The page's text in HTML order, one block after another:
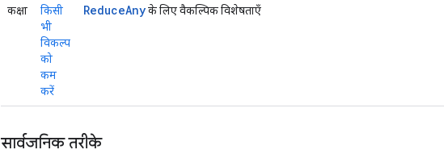
कक्षा
किसी
भी
विकल्प
को
कम
करें
ReduceAnyके लिए वैकल्पिक विशेषताएँ
सार्वजनिक तरीके